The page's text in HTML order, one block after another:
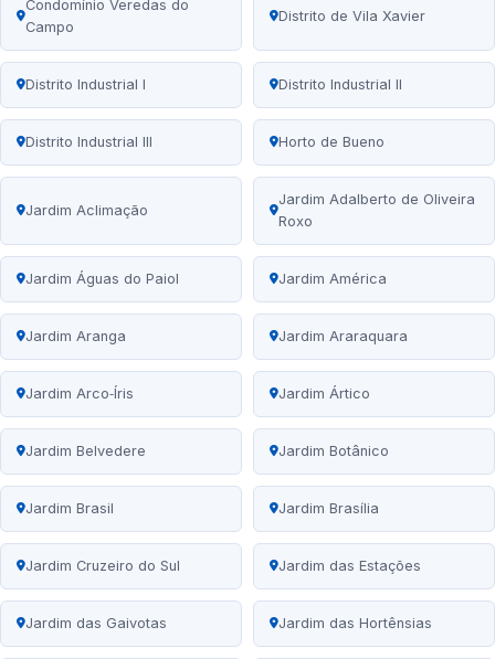
Condomínio Veredas do
Campo
Distrito de Vila Xavier
Distrito Industrial I Distrito Industrial II
Distrito Industrial III Horto de Bueno
Jardim Aclimação
Jardim Adalberto de Oliveira
Roxo
Jardim Águas do Paiol Jardim América
Jardim Aranga Jardim Araraquara
Jardim Arco‑Íris Jardim Ártico
Jardim Belvedere Jardim Botânico
Jardim Brasil Jardim Brasília
Jardim Cruzeiro do Sul Jardim das Estações
Jardim das Gaivotas Jardim das Hortênsias